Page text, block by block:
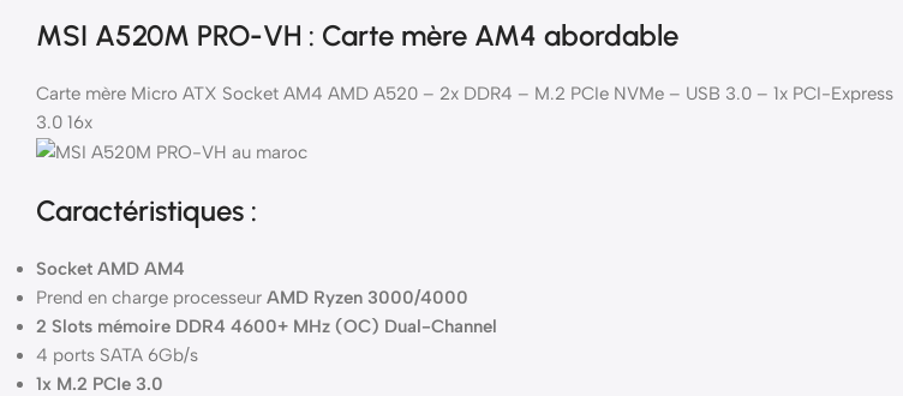
MSI A520M PRO-VH : Carte mère AM4 abordable
Carte mère Micro ATX Socket AM4 AMD A520 – 2x DDR4 – M.2 PCIe NVMe – USB 3.0 – 1x PCI-Express
3.0 16x
Caractéristiques :
Socket AMD AM4
Prend en charge processeur AMD Ryzen 3000/4000
2 Slots mémoire DDR4 4600+ MHz (OC) Dual-Channel
4 ports SATA 6Gb/s
1x M.2 PCIe 3.0